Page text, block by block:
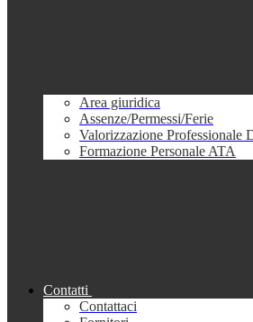
Area giuridica
Assenze/Permessi/Ferie
Valorizzazione Professionale
Formazione Personale ATA
Contatti
Contattaci